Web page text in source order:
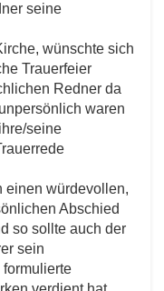
seine
wünschte sich
Trauerfeier
Redner da
waren
seine
einen würdevollen,
Abschied
so sollte auch der
sein